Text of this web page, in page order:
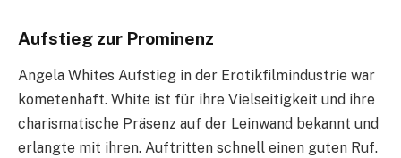
Aufstieg zur Prominenz
Angela Whites Aufstieg in der Erotikfilmindustrie war
kometenhaft. White ist für ihre Vielseitigkeit und ihre
charismatische Präsenz auf der Leinwand bekannt und
erlangte mit ihren. Auftritten schnell einen guten Ruf.